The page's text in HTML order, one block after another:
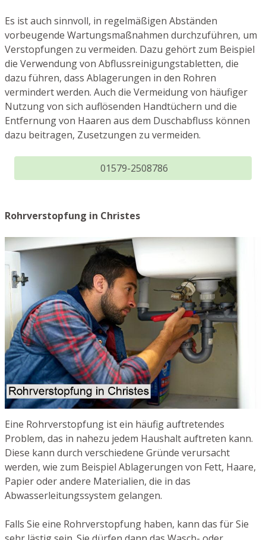
Es ist auch sinnvoll, in regelmäßigen Abständen
vorbeugende Wartungsmaßnahmen durchzuführen, um
Verstopfungen zu vermeiden. Dazu gehört zum Beispiel
die Verwendung von Abflussreinigungstabletten, die
dazu führen, dass Ablagerungen in den Rohren
vermindert werden. Auch die Vermeidung von häufiger
Nutzung von sich auflösenden Handtüchern und die
Entfernung von Haaren aus dem Duschabfluss können
dazu beitragen, Zusetzungen zu vermeiden.
01579-2508786
Rohrverstopfung in Christes
Eine Rohrverstopfung ist ein häufig auftretendes
Problem, das in nahezu jedem Haushalt auftreten kann.
Diese kann durch verschiedene Gründe verursacht
werden, wie zum Beispiel Ablagerungen von Fett, Haare,
Papier oder andere Materialien, die in das
Abwasserleitungssystem gelangen.
Falls Sie eine Rohrverstopfung haben, kann das für Sie